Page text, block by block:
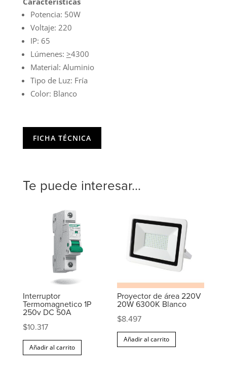
Potencia: 50W
Voltaje: 220
IP: 65
Lúmenes: >4300
Material: Aluminio
Tipo de Luz: Fría
Color: Blanco
FICHA TÉCNICA
Te puede interesar...
Interruptor
Termomagnetico 1P
250v DC 50A
$10.317
Añadir al carrito
Proyector de área 220V
20W 6300K Blanco
$8.497
Añadir al carrito